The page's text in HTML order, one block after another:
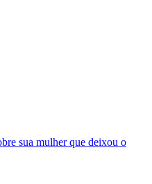
sua mulher que deixou o